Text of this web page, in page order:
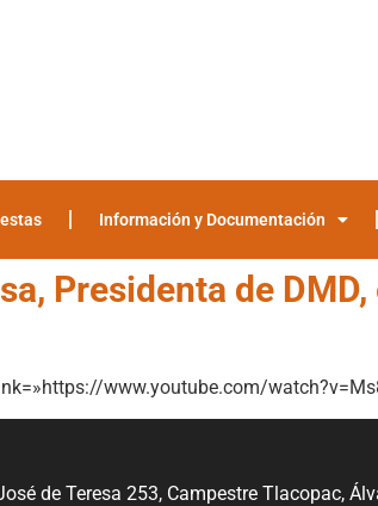
Información y Documentación
Presidenta de
www.youtube.com/
de Teresa 253, Campestre Tlacopac,